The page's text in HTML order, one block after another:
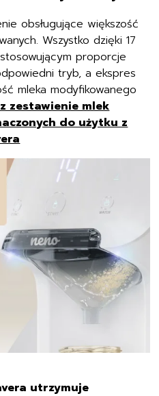
obsługujące większość
Wszystko dzięki 17
proporcje
tryb, a ekspres
mleka modyfikowanego
zestawienie mlek
do użytku z
utrzymuje